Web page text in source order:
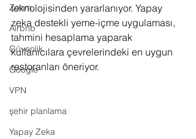
Zoom
Airbnb
Güvenlik
Google
VPN
şehir planlama
Yapay Zeka
teknolojisinden yararlanıyor. Yapay
zeka destekli yeme-içme uygulaması,
tahmini hesaplama yaparak
kullanıcılara çevrelerindeki en uygun
restoranları öneriyor.